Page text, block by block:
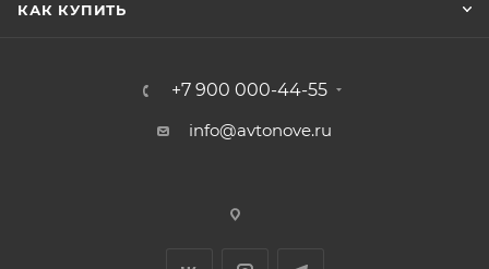
КАК КУПИТЬ
+7 900 000-44-55
info@avtonove.ru